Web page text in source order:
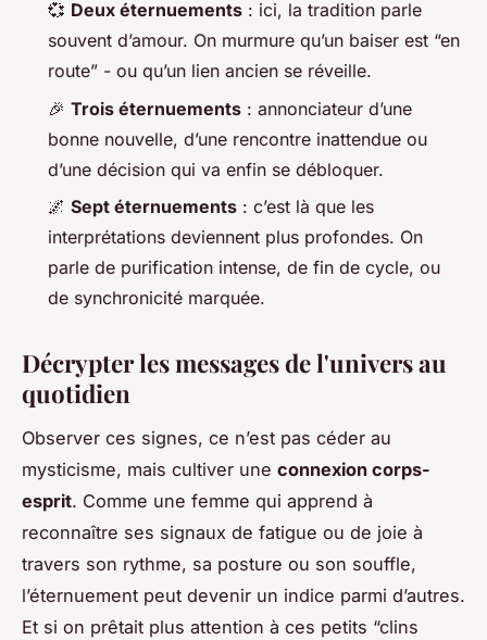
💞 Deux éternuements : ici, la tradition parle
souvent d’amour. On murmure qu’un baiser est “en
route” - ou qu’un lien ancien se réveille.
🎉 Trois éternuements : annonciateur d’une
bonne nouvelle, d’une rencontre inattendue ou
d’une décision qui va enfin se débloquer.
🌌 Sept éternuements : c’est là que les
interprétations deviennent plus profondes. On
parle de purification intense, de fin de cycle, ou
de synchronicité marquée.
Décrypter les messages de l'univers au
quotidien
Observer ces signes, ce n’est pas céder au
mysticisme, mais cultiver une connexion corps-
esprit. Comme une femme qui apprend à
reconnaître ses signaux de fatigue ou de joie à
travers son rythme, sa posture ou son souffle,
l’éternuement peut devenir un indice parmi d’autres.
Et si on prêtait plus attention à ces petits “clins